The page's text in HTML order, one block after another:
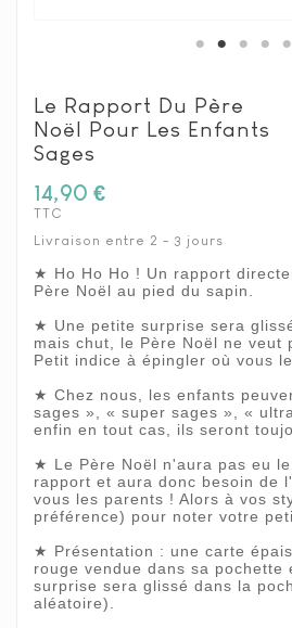
Le Rapport Du Père
Noël Pour Les Enfants
Sages
14,90 €
TTC
Livraison entre 2 - 3 jours
★ Ho Ho Ho ! Un rapport
Père Noël au pied du sapin.
★ Une petite surprise sera
mais chut, le Père Noël ne veut
Petit indice à épingler où vous
★ Chez nous, les enfants
sages », « super sages », «
enfin en tout cas, ils seront
★ Le Père Noël n'aura pas eu
rapport et aura donc besoin de
vous les parents ! Alors à vos
préférence) pour noter votre
★ Présentation : une carte
rouge vendue dans sa pochette
surprise sera glissé dans la
aléatoire).